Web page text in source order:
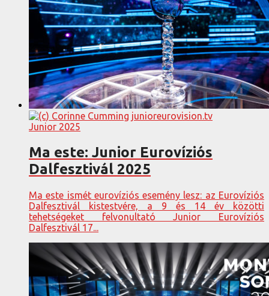
Junior 2025
Ma este: Junior Eurovíziós
Dalfesztivál 2025
Ma este ismét eurovíziós esemény lesz: az Eurovíziós
Dalfesztivál kistestvére, a 9 és 14 év közötti
tehetségeket felvonultató Junior Eurovíziós
Dalfesztivál 17...